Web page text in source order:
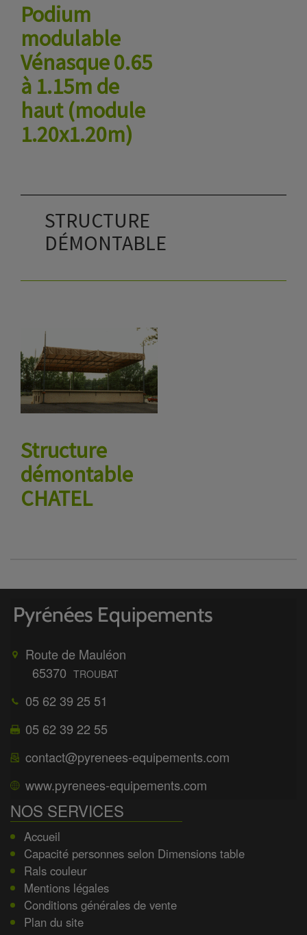
Podium
modulable
Vénasque 0.65
à 1.15m de
haut (module
1.20x1.20m)
STRUCTURE
DÉMONTABLE
Structure
démontable
CHATEL
Route de Mauléon
65370 TROUBAT
05 62 39 25 51
05 62 39 22 55
contact@pyrenees-equipements.com
www.pyrenees-equipements.com
NOS SERVICES
Accueil
Capacité personnes selon Dimensions table
Rals couleur
Mentions légales
Conditions générales de vente
Plan du site